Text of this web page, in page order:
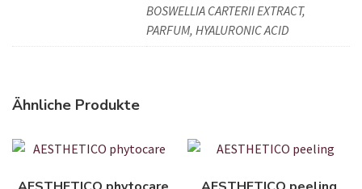
BOSWELLIA CARTERII EXTRACT,
PARFUM, HYALURONIC ACID
Ähnliche Produkte